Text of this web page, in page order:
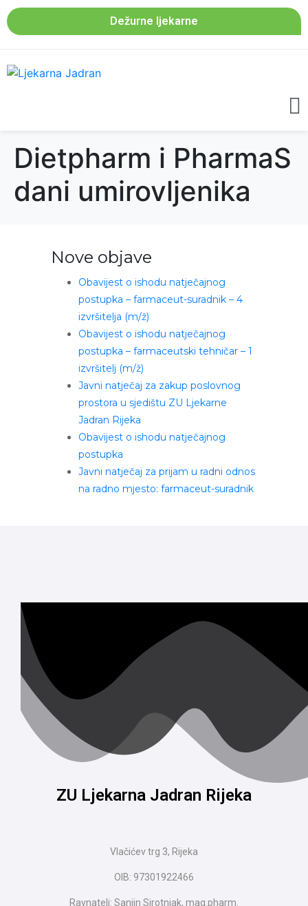
Dežurne ljekarne
Dietpharm i PharmaS
dani umirovljenika
Nove objave
Obavijest o ishodu natječajnog
postupka – farmaceut-suradnik – 4
izvršitelja (m/ž)
Obavijest o ishodu natječajnog
postupka – farmaceutski tehničar – 1
izvršitelj (m/ž)
Javni natječaj za zakup poslovnog
prostora u sjedištu ZU Ljekarne
Jadran Rijeka
Obavijest o ishodu natječajnog
postupka
Javni natječaj za prijam u radni odnos
na radno mjesto: farmaceut-suradnik
ZU Ljekarna Jadran Rijeka
Vlačićev trg 3, Rijeka
OIB: 97301922466
Ravnatelj: Sanjin Sirotnjak, mag.pharm.